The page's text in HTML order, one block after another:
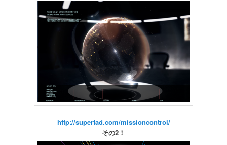
http://superfad.com/missioncontrol/
その2！